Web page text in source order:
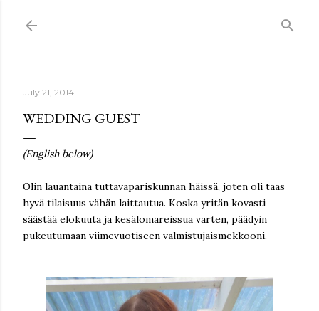
July 21, 2014
WEDDING GUEST
(English below)
Olin lauantaina tuttavapariskunnan häissä, joten oli taas
hyvä tilaisuus vähän laittautua. Koska yritän kovasti
säästää elokuuta ja kesälomareissua varten, päädyin
pukeutumaan viimevuotiseen valmistujaismekkooni.